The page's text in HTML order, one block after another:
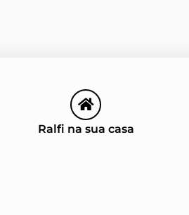
Ralfi na sua casa